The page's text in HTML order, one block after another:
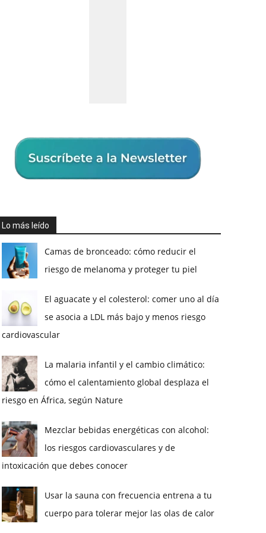
Lo más leído
Camas de bronceado: cómo reducir el
riesgo de melanoma y proteger tu piel
El aguacate y el colesterol: comer uno al día
se asocia a LDL más bajo y menos riesgo
cardiovascular
La malaria infantil y el cambio climático:
cómo el calentamiento global desplaza el
riesgo en África, según Nature
Mezclar bebidas energéticas con alcohol:
los riesgos cardiovasculares y de
intoxicación que debes conocer
Usar la sauna con frecuencia entrena a tu
cuerpo para tolerar mejor las olas de calor